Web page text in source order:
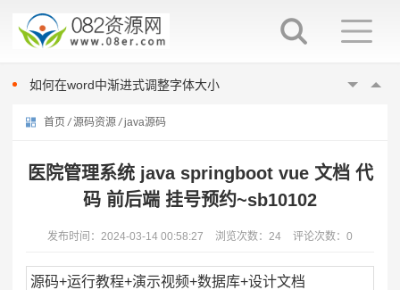
如何在word中指定位置输入文字
如何在word中渐进式调整字体大小
如何在word中指定位置输入文字
如何在word中进行英文大小写切换
如何在word中渐进式调整字体大小
在word中换行与换段的区别
首页 / 源码资源 / java源码
医院管理系统 java springboot vue 文档 代
码 前后端 挂号预约~sb10102
发布时间：2024-03-14 00:58:27 浏览次数：24 评论次数：0
源码+运行教程+演示视频+数据库+设计文档